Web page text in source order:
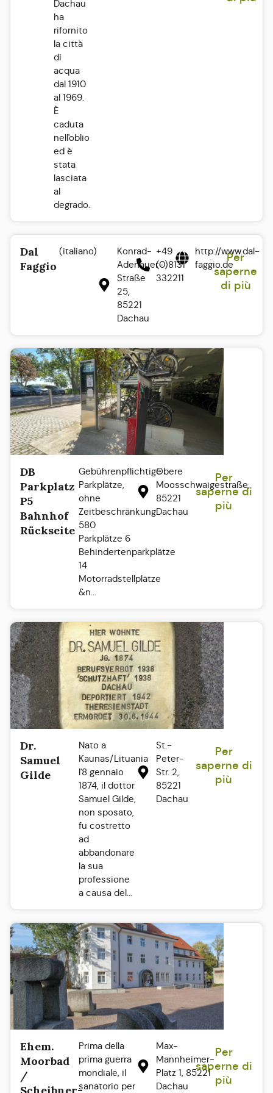
Dachau
ha
rifornito
la città
di
acqua
dal 1910
al 1969.
È
caduta
nell'oblio
ed è
stata
lasciata
al
degrado.
Dal
Faggio
(italiano)
Konrad-
Adenauer-
Straße
25,
85221
Dachau
+49
(0)8131
332211
http://www.dal-
faggio.de
Per
saperne
di più
DB
Parkplatz
P5
Bahnhof
Rückseite
Gebührenpflichtige
Parkplätze,
ohne
Zeitbeschränkung:
580
Parkplätze 6
Behindertenparkplätze
14
Motorradstellplätze
&n...
Obere
Moosschwaigestraße,
85221
Dachau
Per
saperne di
più
Dr.
Samuel
Gilde
Nato a
Kaunas/Lituania
l'8 gennaio
1874, il dottor
Samuel Gilde,
non sposato,
fu costretto
ad
abbandonare
la sua
professione
a causa del...
St.-
Peter-
Str. 2,
85221
Dachau
Per
saperne di
più
Ehem.
Moorbad
/
Prima della
prima guerra
mondiale, il
sanatorio per
Max-
Mannheimer-
Platz 1, 85221
Dachau
Per
saperne di
più